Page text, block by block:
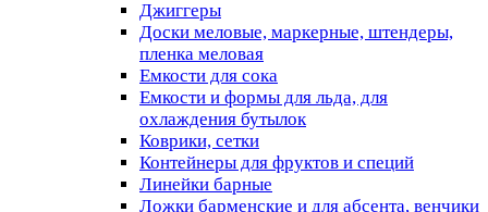
Джиггеры
Доски меловые, маркерные, штендеры,
пленка меловая
Емкости для сока
Емкости и формы для льда, для
охлаждения бутылок
Коврики, сетки
Контейнеры для фруктов и специй
Линейки барные
Ложки барменские и для абсента, венчики